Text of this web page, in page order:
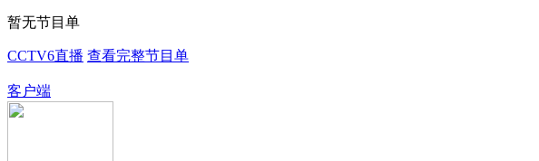
暂无节目单
CCTV6直播 查看完整节目单
客户端